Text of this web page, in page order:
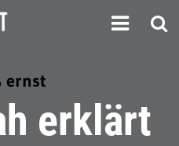
ernst
erklärt